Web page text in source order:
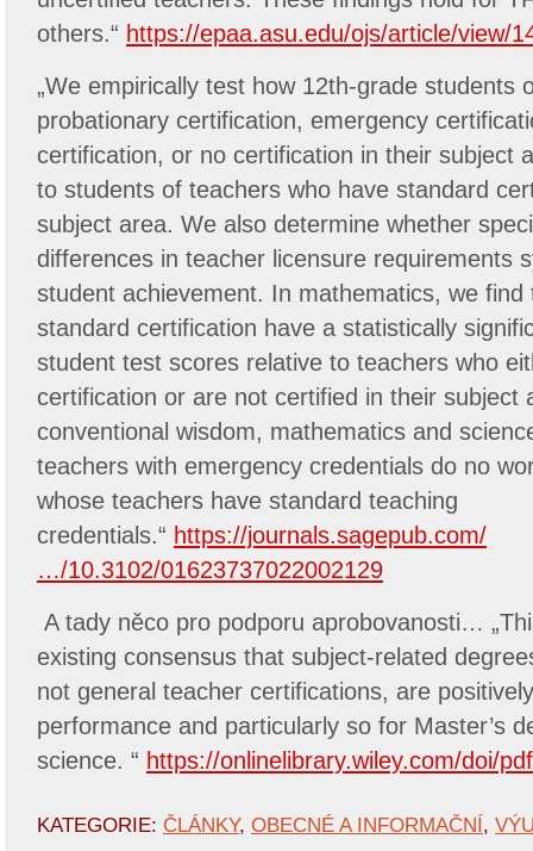
others.“ https://epaa.asu.edu/ojs/article/view/
„We empirically test how 12th-grade students
probationary certification, emergency
certification, or no certification in their subject
to students of teachers who have standard
subject area. We also determine whether
differences in teacher licensure requirements
student achievement. In mathematics, we find
standard certification have a statistically
student test scores relative to teachers who
certification or are not certified in their subject
conventional wisdom, mathematics and
teachers with emergency credentials do no
whose teachers have standard teaching
credentials.“ https://journals.sagepub.com/
…/10.3102/01623737022002129
A tady něco pro podporu aprobovanosti…
existing consensus that subject‐related
not general teacher certifications, are
performance and particularly so for Master’s
science. “ https://onlinelibrary.wiley.com/doi/
KATEGORIE: ČLÁNKY, OBECNÉ A INFORMAČNÍ,